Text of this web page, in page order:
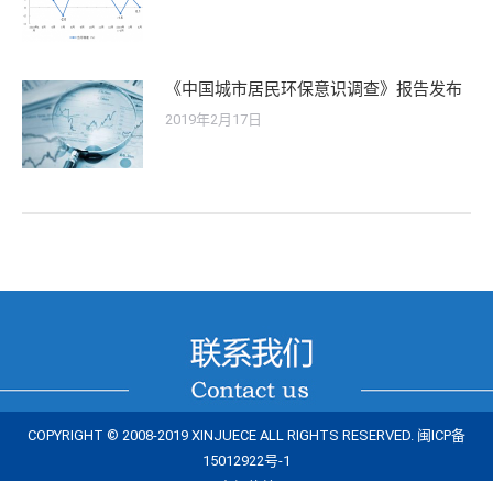
《中国城市居民环保意识调查》报告发布
2019年2月17日
COPYRIGHT © 2008-2019 XINJUECE ALL RIGHTS RESERVED. 闽ICP备
15012922号-1